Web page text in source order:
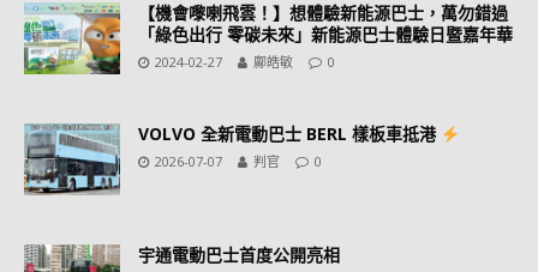
【機會嚟喇飛雲！】想體驗新能源巴士，萬勿錯過
「綠色出行 零碳未來」新能源巴士體驗日暨嘉年華
2024-02-27 鄺皓敏 0
VOLVO 全新電動巴士 BERL 樣板車抵港
2026-07-07 判官 0
宇通電動巴士首度公開亮相